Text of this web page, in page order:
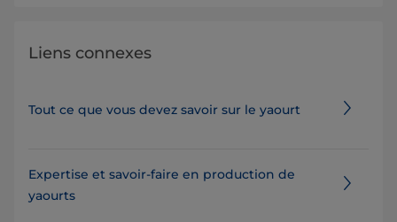
Liens connexes
Tout ce que vous devez savoir sur le yaourt
Expertise et savoir-faire en production de
yaourts